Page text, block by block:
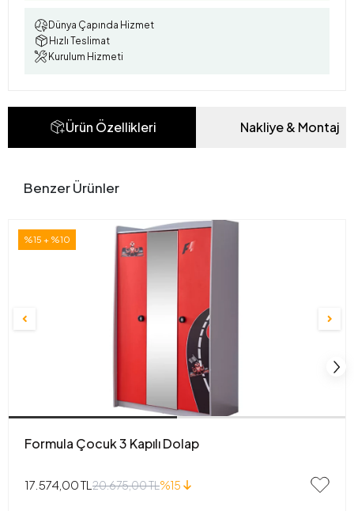
Dünya Çapında Hizmet
Hızlı Teslimat
Kurulum Hizmeti
Ürün Özellikleri Nakliye & Montaj
Benzer Ürünler
%15 + %10
Formula Çocuk 3 Kapılı Dolap
17.574,00 TL 20.675,00 TL%15